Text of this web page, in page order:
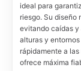
ideal para
riesgo. Su diseño
evitando caídas y
alturas y
rápidamente a
ofrece máxima